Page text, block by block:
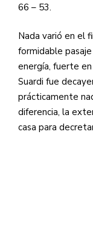
66 – 53.
Nada varió en el
formidable
energía, fuerte
Suardi fue
prácticamente
diferencia, la
casa para